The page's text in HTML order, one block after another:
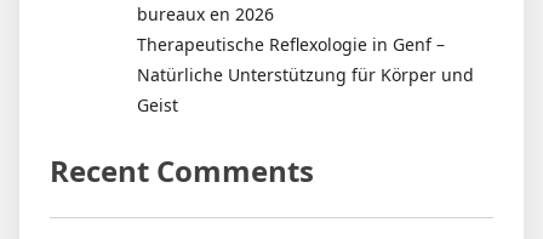
bureaux en 2026
Therapeutische Reflexologie in Genf –
Natürliche Unterstützung für Körper und
Geist
Recent Comments